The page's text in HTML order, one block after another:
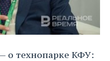
о технопарке КФУ: